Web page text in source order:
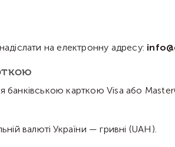
на електронну адресу:
карткою Visa або
валюті України — гривні (UAH).